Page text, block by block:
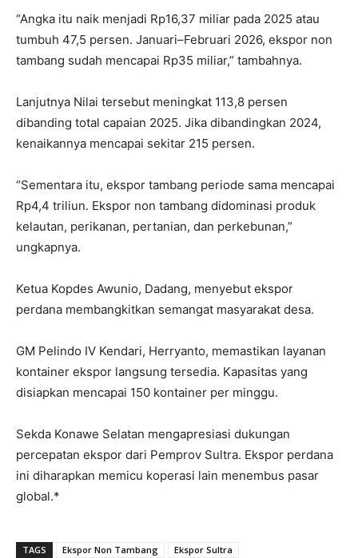
“Angka itu naik menjadi Rp16,37 miliar pada 2025 atau
tumbuh 47,5 persen. Januari–Februari 2026, ekspor non
tambang sudah mencapai Rp35 miliar,” tambahnya.
Lanjutnya Nilai tersebut meningkat 113,8 persen
dibanding total capaian 2025. Jika dibandingkan 2024,
kenaikannya mencapai sekitar 215 persen.
“Sementara itu, ekspor tambang periode sama mencapai
Rp4,4 triliun. Ekspor non tambang didominasi produk
kelautan, perikanan, pertanian, dan perkebunan,”
ungkapnya.
Ketua Kopdes Awunio, Dadang, menyebut ekspor
perdana membangkitkan semangat masyarakat desa.
GM Pelindo IV Kendari, Herryanto, memastikan layanan
kontainer ekspor langsung tersedia. Kapasitas yang
disiapkan mencapai 150 kontainer per minggu.
Sekda Konawe Selatan mengapresiasi dukungan
percepatan ekspor dari Pemprov Sultra. Ekspor perdana
ini diharapkan memicu koperasi lain menembus pasar
global.*
TAGS Ekspor Non Tambang
Ekspor Sultra